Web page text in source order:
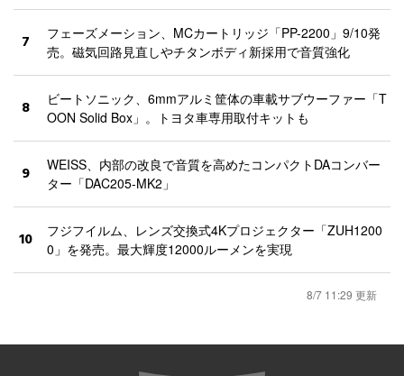
7
フェーズメーション、MCカートリッジ「PP-2200」9/10発
売。磁気回路見直しやチタンボディ新採用で音質強化
8
ビートソニック、6mmアルミ筐体の車載サブウーファー「T
OON Solid Box」。トヨタ車専用取付キットも
9
WEISS、内部の改良で音質を高めたコンパクトDAコンバー
ター「DAC205-MK2」
10
フジフイルム、レンズ交換式4Kプロジェクター「ZUH1200
0」を発売。最大輝度12000ルーメンを実現
8/7 11:29 更新